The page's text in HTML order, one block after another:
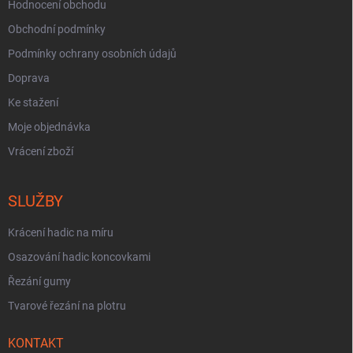
Hodnocení obchodu
Obchodní podmínky
Podmínky ochrany osobních údajů
Doprava
Ke stažení
Moje objednávka
Vrácení zboží
SLUŽBY
Krácení hadic na míru
Osazování hadic koncovkami
Řezání gumy
Tvarové řezání na plotru
KONTAKT